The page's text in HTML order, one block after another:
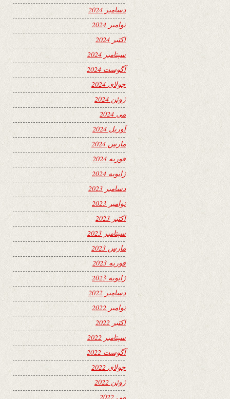
دسامبر 2024
نوامبر 2024
اکتبر 2024
سپتامبر 2024
آگوست 2024
جولای 2024
ژوئن 2024
می 2024
آوریل 2024
مارس 2024
فوریه 2024
ژانویه 2024
دسامبر 2023
نوامبر 2023
اکتبر 2023
سپتامبر 2023
مارس 2023
فوریه 2023
ژانویه 2023
دسامبر 2022
نوامبر 2022
اکتبر 2022
سپتامبر 2022
آگوست 2022
جولای 2022
ژوئن 2022
می 2022